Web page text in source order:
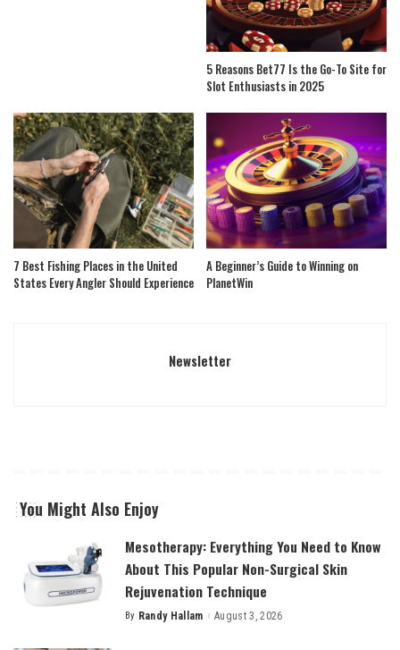
5 Reasons Bet77 Is the Go-To Site for
Slot Enthusiasts in 2025
7 Best Fishing Places in the United
States Every Angler Should Experience
A Beginner’s Guide to Winning on
PlanetWin
Newsletter
You Might Also Enjoy
Mesotherapy: Everything You Need to Know
About This Popular Non-Surgical Skin
Rejuvenation Technique
Posted
By Randy Hallam August 3, 2026